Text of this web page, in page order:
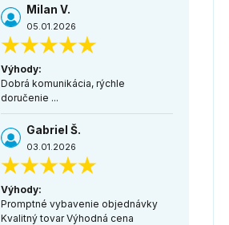
Milan V.
05.01.2026
Výhody:
Dobrá komunikácia, rýchle
doručenie ...
Gabriel Š.
03.01.2026
Výhody:
Promptné vybavenie objednávky
Kvalitný tovar Výhodná cena